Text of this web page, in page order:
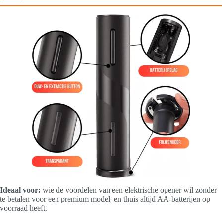
Ideaal voor: wie de voordelen van een elektrische opener wil zonder
te betalen voor een premium model, en thuis altijd AA-batterijen op
voorraad heeft.